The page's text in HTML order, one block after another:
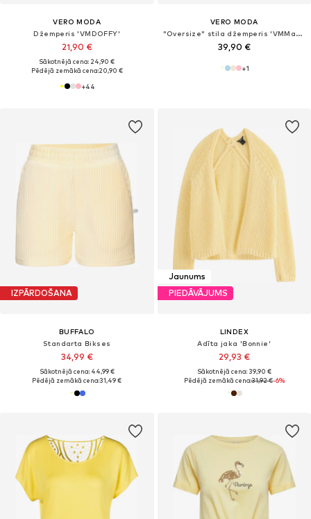
VERO MODA
Džemperis 'VMDOFFY'
21,90 €
Sākotnējā cena: 24,90 €
Pēdējā zemākā cena:20,90 €
+44
VERO MODA
"Oversize" stila džemperis 'VMMaybe'
39,90 €
+1
IZPĀRDOŠANA
BUFFALO
Standarta Bikses
34,99 €
Sākotnējā cena: 44,99 €
Pēdējā zemākā cena:31,49 €
Jaunums
PIEDĀVĀJUMS
LINDEX
Adīta jaka 'Bonnie'
29,93 €
Sākotnējā cena: 39,90 €
Pēdējā zemākā cena:31,92 €-6%